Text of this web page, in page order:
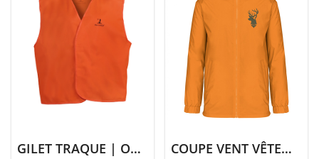
GILET TRAQUE | ORANGE COUPE VENT VÊTEMENT DE CHASSE | ORANGE